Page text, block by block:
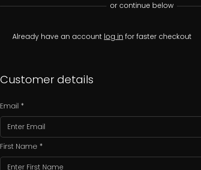
or continue below
Already have an account log in for faster checkout
Customer details
Email
First Name